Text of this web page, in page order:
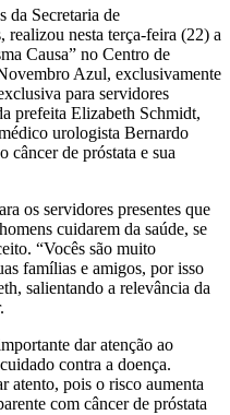
da Secretaria de
nesta terça-feira (22) a
Causa” no Centro de
Azul, exclusivamente
para servidores
prefeita Elizabeth Schmidt,
urologista Bernardo
câncer de próstata e sua
os servidores presentes que
cuidarem da saúde, se
“Vocês são muito
famílias e amigos, por isso
salientando a relevância da
dar atenção ao
contra a doença.
atento, pois o risco aumenta
com câncer de próstata